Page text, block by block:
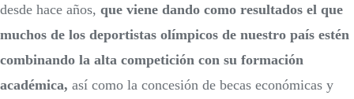
desde hace años, que viene dando como resultados el que
muchos de los deportistas olímpicos de nuestro país estén
combinando la alta competición con su formación
académica, así como la concesión de becas económicas y